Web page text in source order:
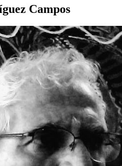
Campos